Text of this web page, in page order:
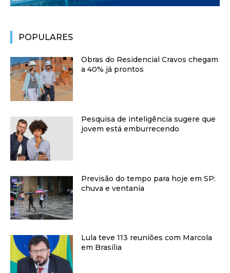
POPULARES
Obras do Residencial Cravos chegam
a 40% já prontos
Pesquisa de inteligência sugere que
jovem está emburrecendo
Previsão do tempo para hoje em SP:
chuva e ventania
Lula teve 113 reuniões com Marcola
em Brasília